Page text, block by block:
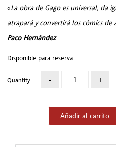
«La obra de Gago es universal, da
atrapará y convertirá los cómics de
Paco Hernández
Disponible para reserva
Quantity
Añadir al carrito